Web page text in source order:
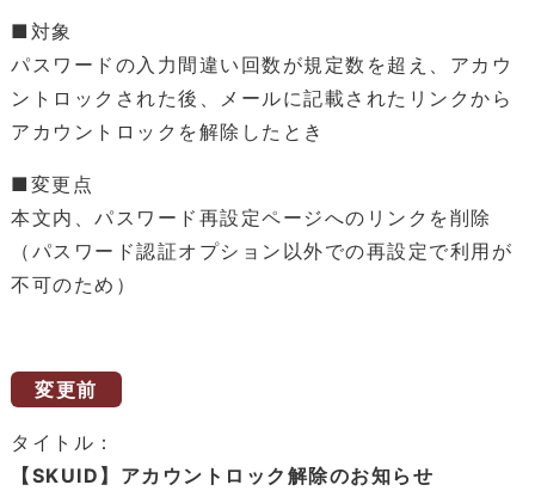
■対象
パスワードの入力間違い回数が規定数を超え、アカウ
ントロックされた後、メールに記載されたリンクから
アカウントロックを解除したとき
■変更点
本文内、パスワード再設定ページへのリンクを削除
（パスワード認証オプション以外での再設定で利用が
不可のため）
変更前
タイトル：
【SKUID】アカウントロック解除のお知らせ